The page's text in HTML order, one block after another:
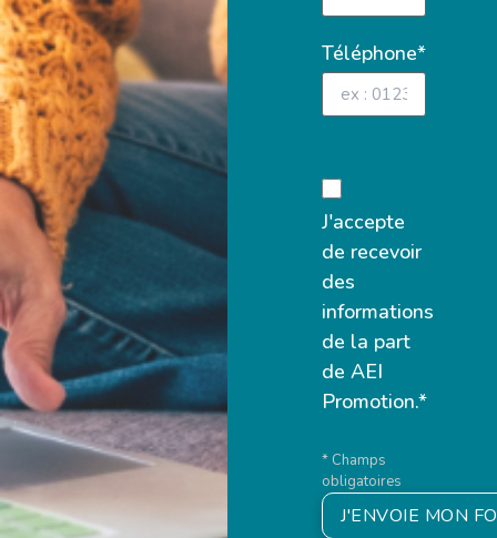
Téléphone*
J'accepte
de recevoir
des
informations
de la part
de AEI
Promotion.*
* Champs
obligatoires
J'ENVOIE MON